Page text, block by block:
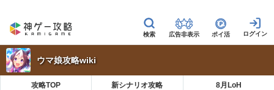
広告非表示 ポイ活
ウマ娘攻略wiki
攻略TOP 新シナリオ攻略 8月LoH